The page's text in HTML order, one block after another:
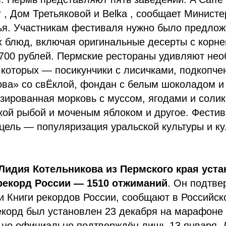
, Дом Третьяковой и Belka , сообщает
Участникам фестиваля нужно было
блюд, включая оригинальные десерты с
рублей. Пермские рестораны удивляют
— посикунчики с лисичками,
со свЁклой, фондан с белым шоколадом и
морковь с муссом, ягодами и
рыбой и моченым яблоком и другое.
— популяризация уральской культуры и
Котельникова из Пермского края
России — 1510 отжиманий. Он
Книги рекордов России, сообщают в
был установлен 23 декабря на марафоне